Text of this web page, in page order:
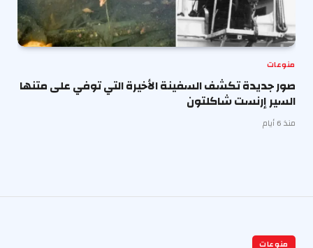
منوعات
صور جديدة تكشف السفينة الأخيرة التي توفي على متنها
السير إرنست شاكلتون
منذ 6 أيام
منوعات